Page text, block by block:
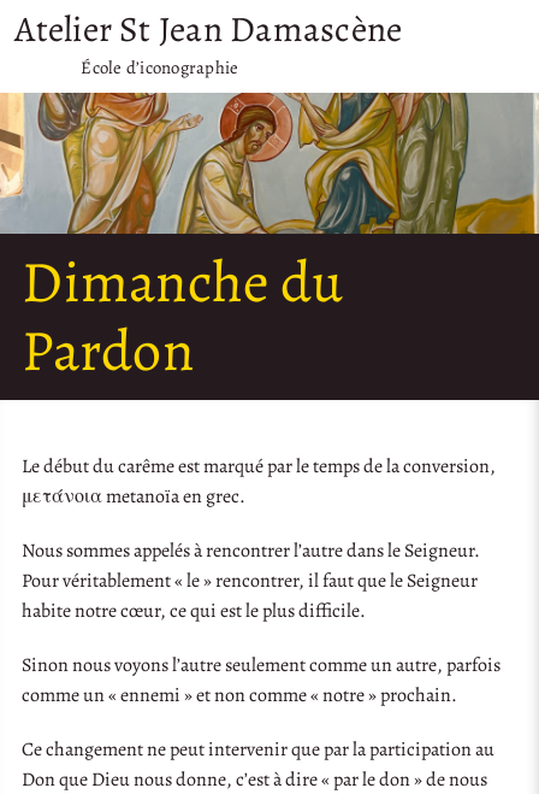
Atelier St Jean Damascène
École d’iconographie
Dimanche du
Pardon
Le début du carême est marqué par le temps de la conversion,
μετάνοια metanoïa en grec.
Nous sommes appelés à rencontrer l’autre dans le Seigneur.
Pour véritablement « le » rencontrer, il faut que le Seigneur
habite notre cœur, ce qui est le plus difficile.
Sinon nous voyons l’autre seulement comme un autre, parfois
comme un « ennemi » et non comme « notre » prochain.
Ce changement ne peut intervenir que par la participation au
Don que Dieu nous donne, c’est à dire « par le don » de nous